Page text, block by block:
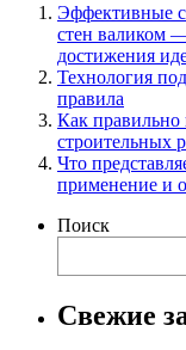
Эффективные
стен валиком
достижения
Технология
правила
Как
строительных
Что
применение и
Поиск
Свежие